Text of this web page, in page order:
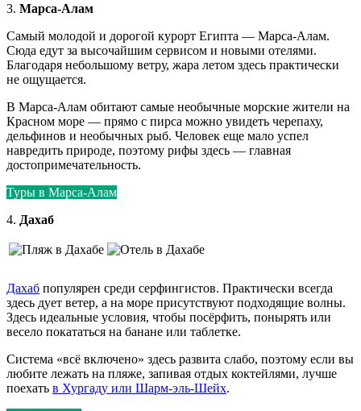
3. Марса-Алам
Самый молодой и дорогой курорт Египта — Марса-Алам.
Сюда едут за высочайшим сервисом и новыми отелями.
Благодаря небольшому ветру, жара летом здесь практически
не ощущается.
В Марса-Алам обитают самые необычные морские жители на
Красном море — прямо с пирса можно увидеть черепаху,
дельфинов и необычных рыб. Человек еще мало успел
навредить природе, поэтому рифы здесь — главная
достопримечательность.
Туры в Марса-Алам
4. Дахаб
Дахаб популярен среди серфингистов. Практически всегда
здесь дует ветер, а на море присутствуют подходящие волны.
Здесь идеальные условия, чтобы посёрфить, понырять или
весело покататься на банане или таблетке.
Система «всё включено» здесь развита слабо, поэтому если вы
любите лежать на пляже, запивая отдых коктейлями, лучше
поехать в Хургаду или Шарм-эль-Шейх.